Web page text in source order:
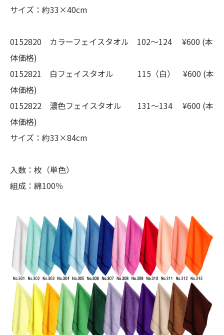
サイズ：約33×40cm
0152820 カラーフェイスタオル 102〜124 ¥600 (本
体価格)
0152821 白フェイスタオル 115（白） ¥600 (本
体価格)
0152822 濃色フェイスタオル 131〜134 ¥600 (本
体価格)
サイズ：約33×84cm
入数：枚（単色）
組成：綿100％